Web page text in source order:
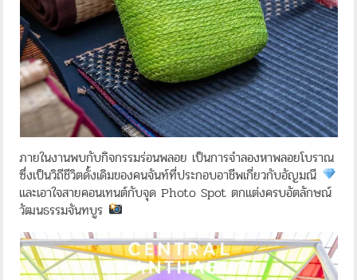
ภายในงานพบกับกิจกรรมร่อนพลอย เป็นการจำลองหาพลอยโบราณ
ซึ่งเป็นวิถีชีวิตดั้งเดิมของคนจันท์ที่ประกอบอาชีพเกี่ยวกับอัญมณี
และเอาใจสายคอนเทนต์กับจุด Photo Spot ตกแต่งครบอัตลักษณ์
วัฒนธรรมจันทบูร